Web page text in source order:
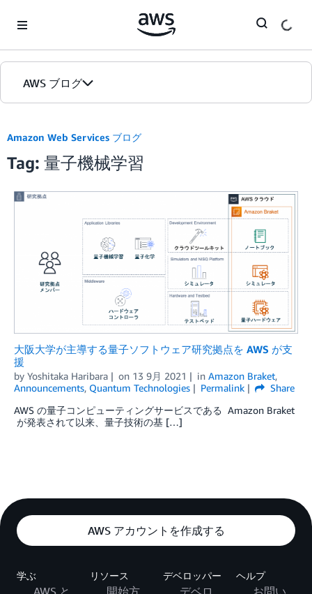
AWS ブログ
カテゴリ
エディション
Amazon Web Services ブログ
Tag: 量子機械学習
大阪大学が主導する量子ソフトウェア研究拠点を AWS が支
援
by Yoshitaka Haribara on 13 9月 2021 in Amazon Braket,
Announcements, Quantum Technologies Permalink
Share
AWS の量子コンピューティングサービスである Amazon Braket
が発表されて以来、量子技術の基 […]
AWS アカウントを作成する
学ぶ
AWS と
リソース
開始方
デベロッパー
デベロ
ヘルプ
お問い